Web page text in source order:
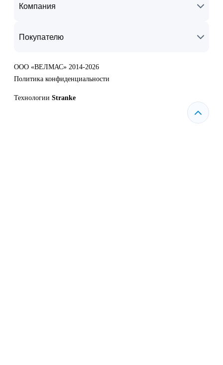
Компания
Покупателю
ООО «ВЕЛМАС» 2014-2026
Политика конфиденциальности
Технологии Stranke